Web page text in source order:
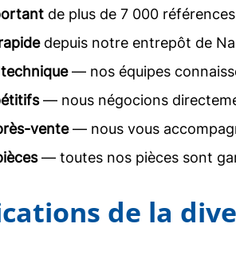
de plus de 7 000
depuis notre entrepôt de
— nos équipes
— nous négocions
vente— nous vous
— toutes nos pièces sont
de la